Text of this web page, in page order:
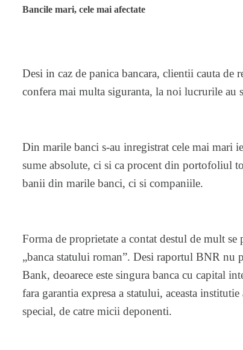
Bancile mari, cele mai afectate
Desi in caz de panica bancara, clientii cauta
confera mai multa siguranta, la noi lucrurile au
Din marile banci s-au inregistrat cele mai mari
sume absolute, ci si ca procent din portofoliul
banii din marile banci, ci si companiile.
Forma de proprietate a contat destul de mult
„banca statului roman”. Desi raportul BNR nu
Bank, deoarece este singura banca cu capital
fara garantia expresa a statului, aceasta
special, de catre micii deponenti.